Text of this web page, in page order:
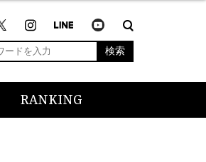
検索
RANKING